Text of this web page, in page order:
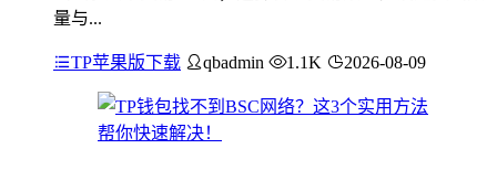
量与...
TP苹果版下载 qbadmin 1.1K 2026-08-09